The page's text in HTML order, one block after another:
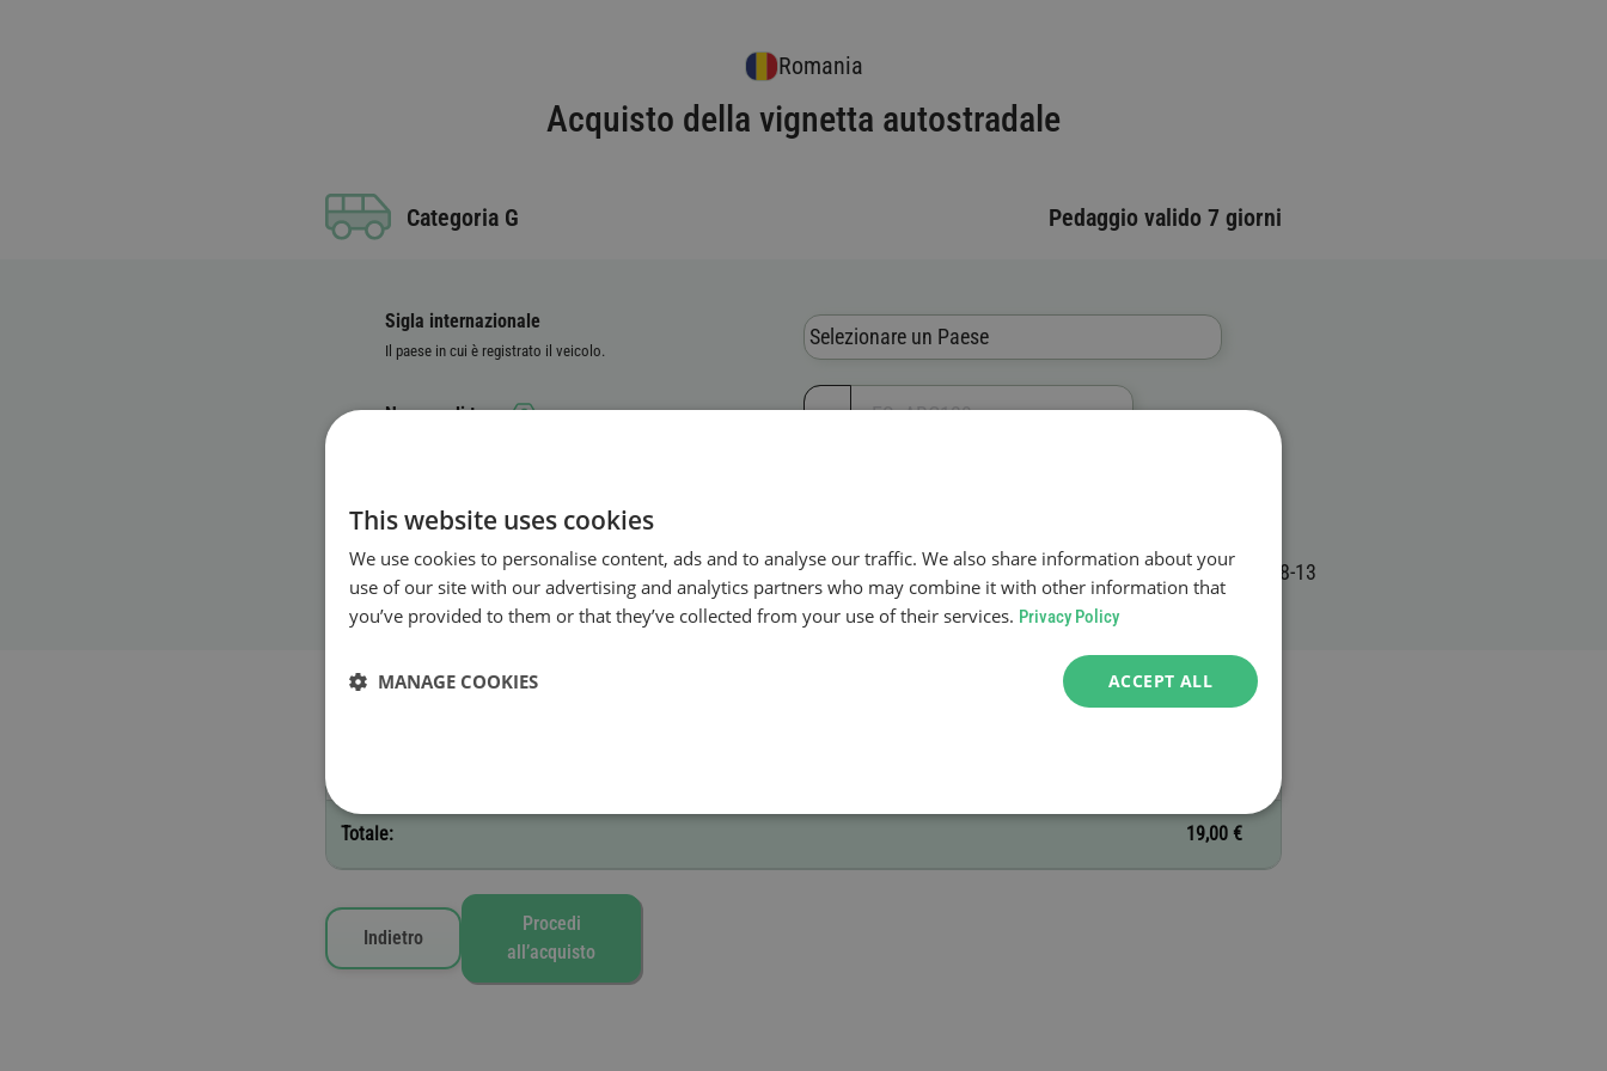
Romania
Acquisto della vignetta autostradale
Categoria G Pedaggio valido 7 giorni
Sigla internazionale
Il paese in cui è registrato il veicolo.
Selezionare un Paese
Numero di targa
Inizio validità
Pedaggi selezionati
Totale: 19,00 €
Indietro
Procedi
all’acquisto
This website uses cookies
We use cookies to personalise content, ads and to analyse our traffic. We also share information about your
use of our site with our advertising and analytics partners who may combine it with other information that
you’ve provided to them or that they’ve collected from your use of their services. Privacy Policy
ACCEPT ALL
MANAGE COOKIES